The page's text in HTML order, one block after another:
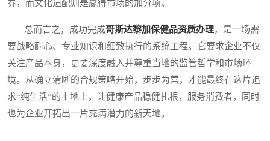
券，而文化适配则是赢得市场的加分项。
总而言之，成功完成哥斯达黎加保健品资质办理，是一场需
要战略耐心、专业知识和细致执行的系统工程。它要求企业不仅
关注产品本身，更要深度融入并尊重当地的监管哲学和市场环
境。从确立清晰的合规策略开始，步步为营，才能最终在这片追
求“纯生活”的土地上，让健康产品稳健扎根，服务消费者，同时
也为企业开拓出一片充满潜力的新天地。